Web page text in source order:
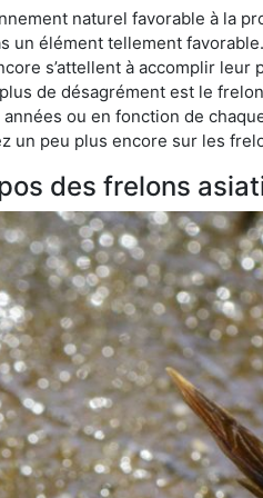
naturel favorable à la
élément tellement
s’attellent à accomplir
de désagrément est le
ou en fonction de
un peu plus encore sur les
des frelons